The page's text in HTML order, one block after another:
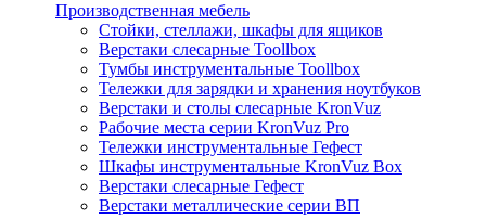
Производственная мебель
Стойки, стеллажи, шкафы для ящиков
Верстаки слесарные Toollbox
Тумбы инструментальные Toollbox
Тележки для зарядки и хранения ноутбуков
Верстаки и столы слесарные KronVuz
Рабочие места серии KronVuz Pro
Тележки инструментальные Гефест
Шкафы инструментальные KronVuz Box
Верстаки слесарные Гефест
Верстаки металлические серии ВП